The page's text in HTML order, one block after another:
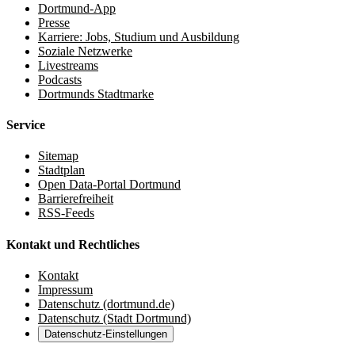
Dortmund-App
Presse
Karriere: Jobs, Studium und Ausbildung
Soziale Netzwerke
Livestreams
Podcasts
Dortmunds Stadtmarke
Service
Sitemap
Stadtplan
Open Data-Portal Dortmund
Barrierefreiheit
RSS-Feeds
Kontakt und Rechtliches
Kontakt
Impressum
Datenschutz (dortmund.de)
Datenschutz (Stadt Dortmund)
Datenschutz-Einstellungen